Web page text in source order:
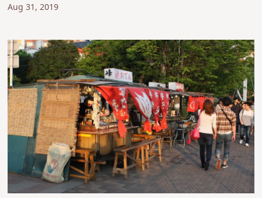
Aug 31, 2019